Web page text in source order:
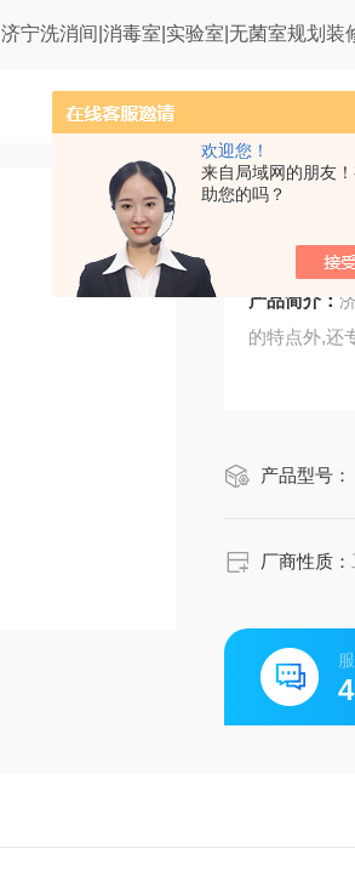
欢迎您！
来自局域网的朋友
助您的吗？
济宁洗消间|消毒室|实验室|无菌室规划装
济宁
产品简介：
的特点外,还
产品型号：
厂商性质：